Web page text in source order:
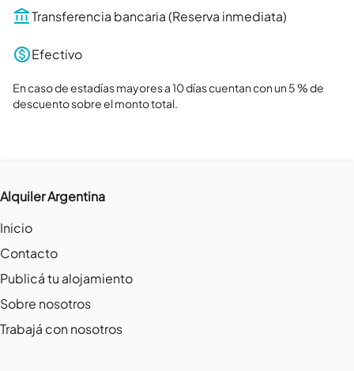
Transferencia bancaria (Reserva inmediata)
Efectivo
En caso de estadías mayores a 10 días cuentan con un 5 % de
descuento sobre el monto total.
Alquiler Argentina
Inicio
Contacto
Publicá tu alojamiento
Sobre nosotros
Trabajá con nosotros